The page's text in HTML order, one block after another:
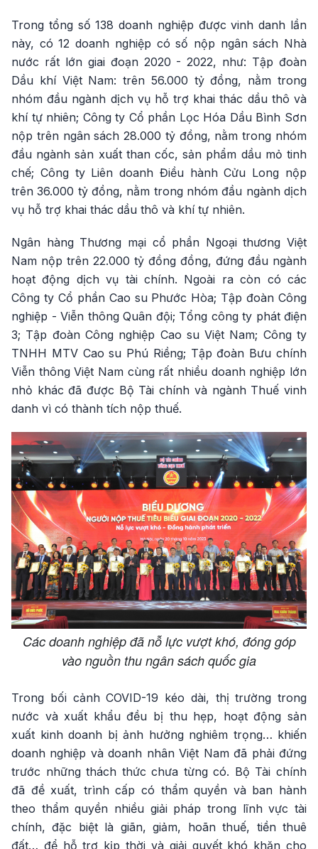
Trong tổng số 138 doanh nghiệp được vinh danh lần
này, có 12 doanh nghiệp có số nộp ngân sách Nhà
nước rất lớn giai đoạn 2020 - 2022, như: Tập đoàn
Dầu khí Việt Nam: trên 56.000 tỷ đồng, nằm trong
nhóm đầu ngành dịch vụ hỗ trợ khai thác dầu thô và
khí tự nhiên; Công ty Cổ phần Lọc Hóa Dầu Bình Sơn
nộp trên ngân sách 28.000 tỷ đồng, nằm trong nhóm
đầu ngành sản xuất than cốc, sản phẩm dầu mỏ tinh
chế; Công ty Liên doanh Điều hành Cửu Long nộp
trên 36.000 tỷ đồng, nằm trong nhóm đầu ngành dịch
vụ hỗ trợ khai thác dầu thô và khí tự nhiên.
Ngân hàng Thương mại cổ phần Ngoại thương Việt
Nam nộp trên 22.000 tỷ đồng đồng, đứng đầu ngành
hoạt động dịch vụ tài chính. Ngoài ra còn có các
Công ty Cổ phần Cao su Phước Hòa; Tập đoàn Công
nghiệp - Viễn thông Quân đội; Tổng công ty phát điện
3; Tập đoàn Công nghiệp Cao su Việt Nam; Công ty
TNHH MTV Cao su Phú Riềng; Tập đoàn Bưu chính
Viễn thông Việt Nam cùng rất nhiều doanh nghiệp lớn
nhỏ khác đã được Bộ Tài chính và ngành Thuế vinh
danh vì có thành tích nộp thuế.
Các doanh nghiệp đã nỗ lực vượt khó, đóng góp
vào nguồn thu ngân sách quốc gia
Trong bối cảnh COVID-19 kéo dài, thị trường trong
nước và xuất khẩu đều bị thu hẹp, hoạt động sản
xuất kinh doanh bị ảnh hưởng nghiêm trọng… khiến
doanh nghiệp và doanh nhân Việt Nam đã phải đứng
trước những thách thức chưa từng có. Bộ Tài chính
đã đề xuất, trình cấp có thẩm quyền và ban hành
theo thẩm quyền nhiều giải pháp trong lĩnh vực tài
chính, đặc biệt là giãn, giảm, hoãn thuế, tiền thuê
đất… để hỗ trợ kịp thời và giải quyết khó khăn cho